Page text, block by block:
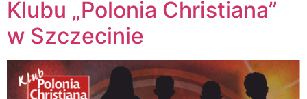
Klubu „Polonia Christiana”
w Szczecinie